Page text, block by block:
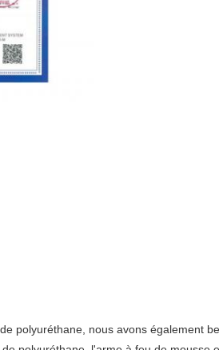
polyuréthane, nous avons également